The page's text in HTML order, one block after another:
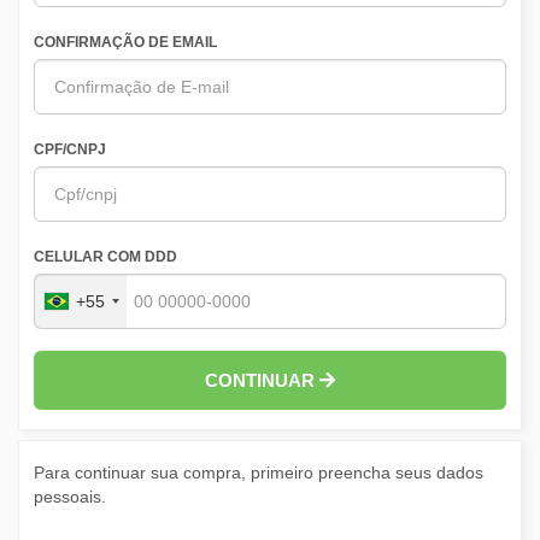
CONFIRMAÇÃO DE EMAIL
CPF/CNPJ
CELULAR COM DDD
+55
CONTINUAR
Para continuar sua compra, primeiro preencha seus dados
pessoais.